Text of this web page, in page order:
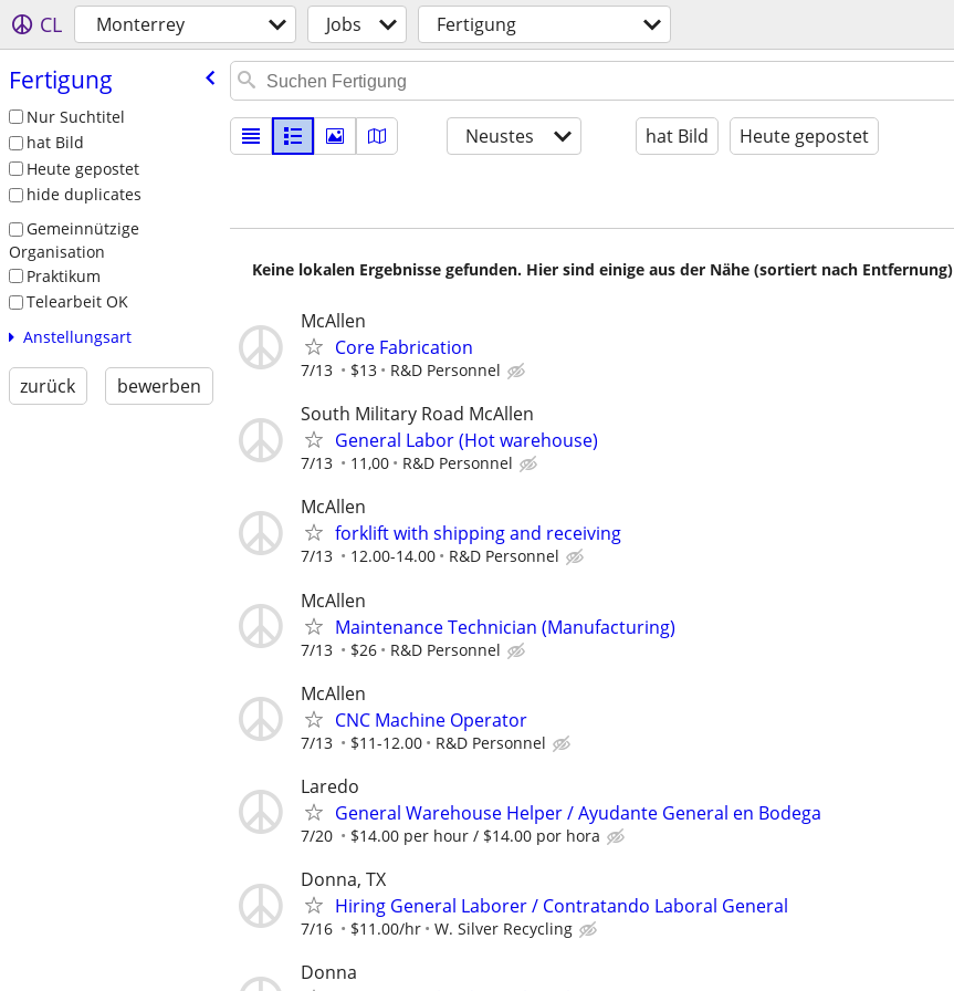
CL Monterrey Jobs Fertigung
Fertigung
Nur Suchtitel
hat Bild
Heute gepostet
hide duplicates
Gemeinnützige
Organisation
Praktikum
Telearbeit OK
Anstellungsart
zurück bewerben
Neustes hat Bild Heute gepostet
Keine lokalen Ergebnisse gefunden. Hier sind einige aus der Nähe (sortiert nach Entfernung)
McAllen
Core Fabrication
7/13 $13 R&D Personnel
South Military Road McAllen
General Labor (Hot warehouse)
7/13 11,00 R&D Personnel
McAllen
forklift with shipping and receiving
7/13 12.00-14.00 R&D Personnel
McAllen
Maintenance Technician (Manufacturing)
7/13 $26 R&D Personnel
McAllen
CNC Machine Operator
7/13 $11-12.00 R&D Personnel
Laredo
General Warehouse Helper / Ayudante General en Bodega
7/20 $14.00 per hour / $14.00 por hora
Donna, TX
Hiring General Laborer / Contratando Laboral General
7/16 $11.00/hr W. Silver Recycling
Donna